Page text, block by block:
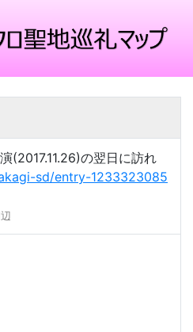
(2017.11.26)の翌日に訪れ
sd/entry-1233323085